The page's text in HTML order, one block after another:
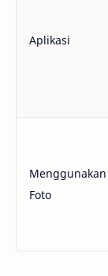
Aplikasi
Menggunakan
Foto